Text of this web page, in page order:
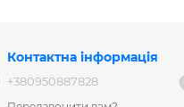
Контактна інформація
+380950887828